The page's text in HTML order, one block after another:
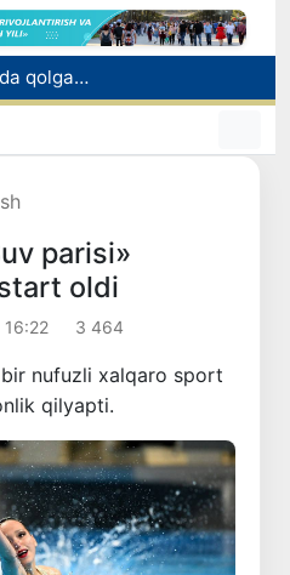
Rossiyada qiyin vaziyatda qolgan yuzlab o‘zbekistonliklar ortga qaytarildi
2030 yilgacha xavfli chiqindilarni qayta ishlash darajasi 20 foizga yetkaziladi
parisi»
oldi
3 464
nufuzli xalqaro sport
qilyapti.